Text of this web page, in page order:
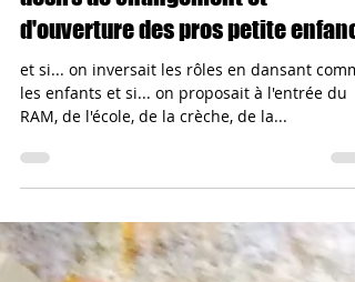
Petit Pois partenaire artistique des
d'ouverture des pros petite
et si... on inversait les rôles en dansant
les enfants et si... on proposait à l'entrée du